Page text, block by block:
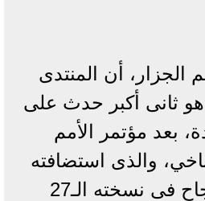
الجزار، أن المنتدى
هو ثانى أكبر حدث على
بعد مؤتمر الأمم
والذى استضافته
الدولة المصرية بنجاح فى نسخته الـ27